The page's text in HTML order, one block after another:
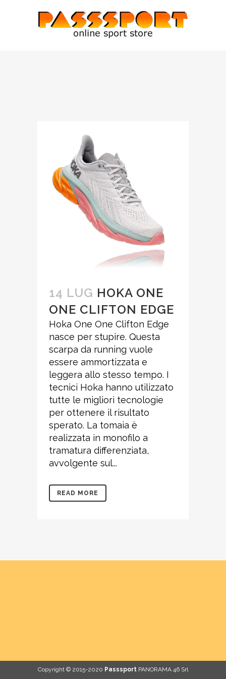
14 LUG HOKA ONE
ONE CLIFTON EDGE
Hoka One One Clifton Edge
nasce per stupire. Questa
scarpa da running vuole
essere ammortizzata e
leggera allo stesso tempo. I
tecnici Hoka hanno utilizzato
tutte le migliori tecnologie
per ottenere il risultato
sperato. La tomaia è
realizzata in monofilo a
tramatura differenziata,
avvolgente sul...
READ MORE
Copyright © 2015-2020 Passsport PANORAMA 46 Srl